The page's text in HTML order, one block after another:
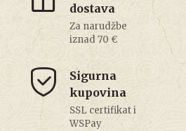
dostava
Za narudžbe
iznad 70 €
Sigurna
kupovina
SSL certifikat i
WSPay